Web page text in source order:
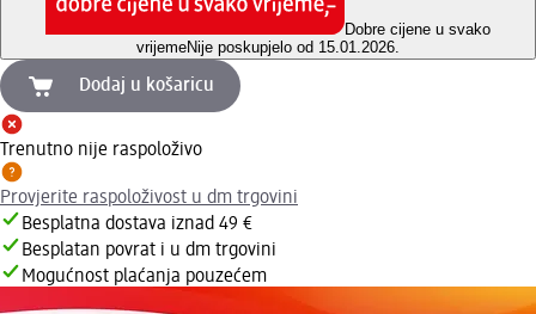
Dobre cijene u svako
vrijemeNije poskupjelo od 15.01.2026.
Dodaj u košaricu
Trenutno nije raspoloživo
Provjerite raspoloživost u dm trgovini
Besplatna dostava iznad 49 €
Besplatan povrat i u dm trgovini
Mogućnost plaćanja pouzećem